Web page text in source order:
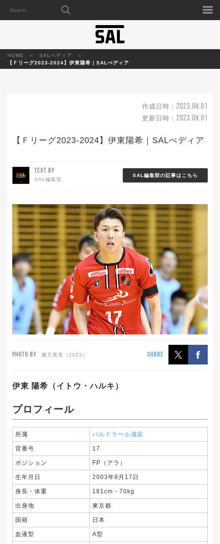
HOME
SALぺディア
【Ｆリーグ2023-2024】伊東陽希｜SALぺディア
作成日時： 2023.09.01
更新日時： 2023.09.01
【Ｆリーグ2023-2024】伊東陽希｜SALぺディア
TEXT BY
SAL編集部
SAL編集部の記事はこちら
PHOTO BY 勝又寛晃（2023） SHARE
伊東 陽希（イトウ・ハルキ）
プロフィール
所属 バルドラール浦安
背番号 17
ポジション FP（アラ）
生年月日 2003年8月17日
身長・体重 181cm・70kg
出身地 東京都
国籍 日本
血液型 A型